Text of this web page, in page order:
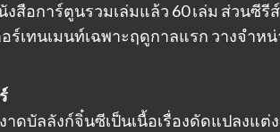
สือการ์ตูนรวมเล่มแล้ว 60 เล่ม ส่วนซี
อร์เทนเมนท์เฉพาะฤดูกาลแรก วางจำ
าดบัลลังก์จิ๋นซีเป็นเนื้อเรื่องดัดแปลงแ